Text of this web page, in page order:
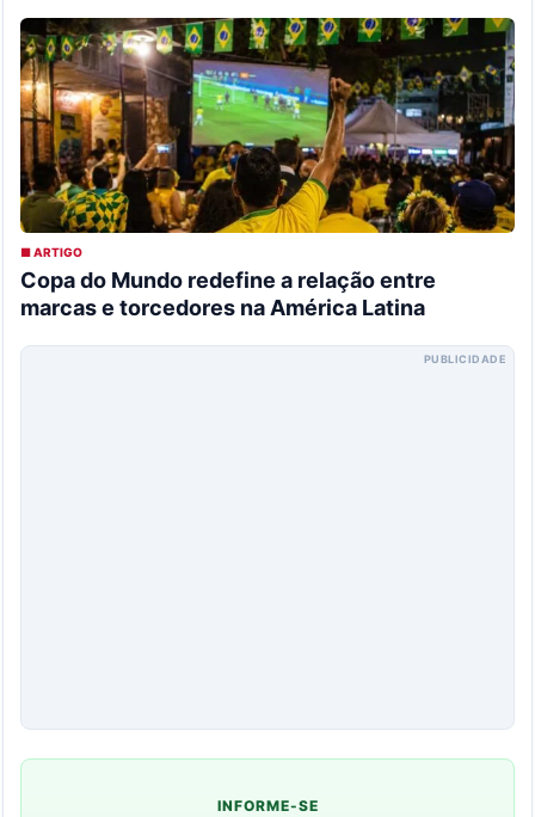
■ ARTIGO
Copa do Mundo redefine a relação entre
marcas e torcedores na América Latina
PUBLICIDADE
INFORME-SE